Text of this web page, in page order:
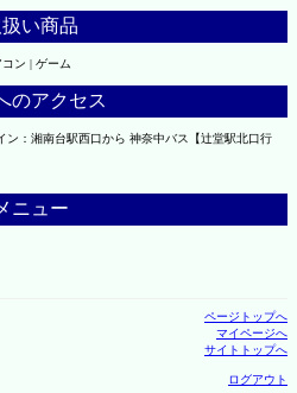
い商品
ン | ゲーム
のアクセス
：湘南台駅西口から 神奈中バス【辻堂駅北口行
ニュー
ページトップへ
マイページへ
サイトトップへ
ログアウト